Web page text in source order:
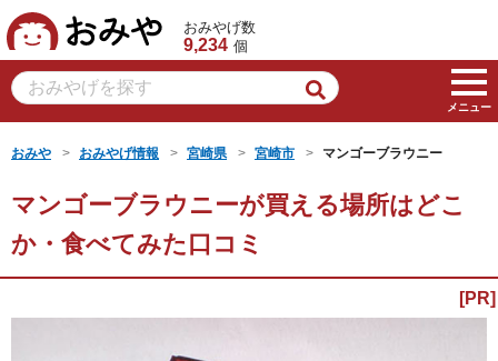
おみや
おみやげ数
9,234 個
メニュー
おみや おみやげ情報 宮崎県 宮崎市 マンゴーブラウニー
マンゴーブラウニーが買える場所はどこ
か・食べてみた口コミ